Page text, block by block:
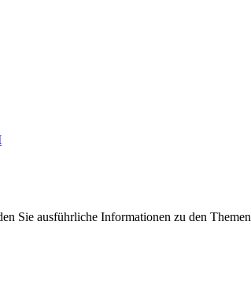
Sie ausführliche Informationen zu den Themen